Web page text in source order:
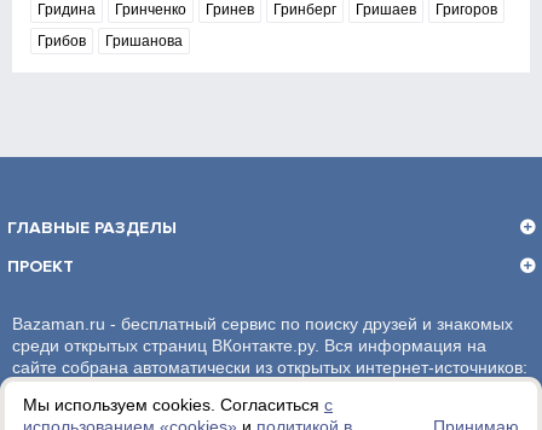
Мы используем cookies. Согласиться с
Гридина
Гринченко Гринев Гринберг Гришаев
Григоров
Грибов
Гришанова
ГЛАВНЫЕ РАЗДЕЛЫ
ПРОЕКТ
Bazaman.ru - бесплатный сервис по поиску друзей и знакомых
среди открытых страниц ВКонтакте.ру. Вся информация на
сайте собрана автоматически из открытых интернет-источников:
администрация сайта ответственности не несет.